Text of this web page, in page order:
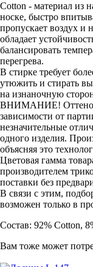
Cotton - материал из
носке, быстро
пропускает воздух и
обладает
балансировать
В стирке требует
утюжить и стирать
на изнаночную
ВНИМАНИЕ! Оттенок
зависимости от
незначительные
одного изделия.
объясняя это
Цветовая гамма
производителем
поставки без
В связи с этим,
возможен только в
Состав: 92% Cotton,
Вам тоже может